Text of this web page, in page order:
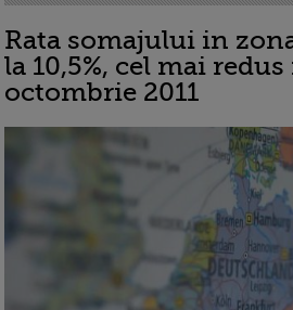
Rata somajului in
la 10,5%, cel mai
octombrie 2011